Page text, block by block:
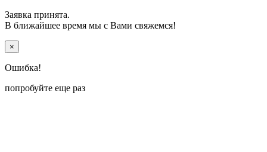
Заявка принята.
В ближайшее время мы с Вами свяжемся!
×
Ошибка!
попробуйте еще раз